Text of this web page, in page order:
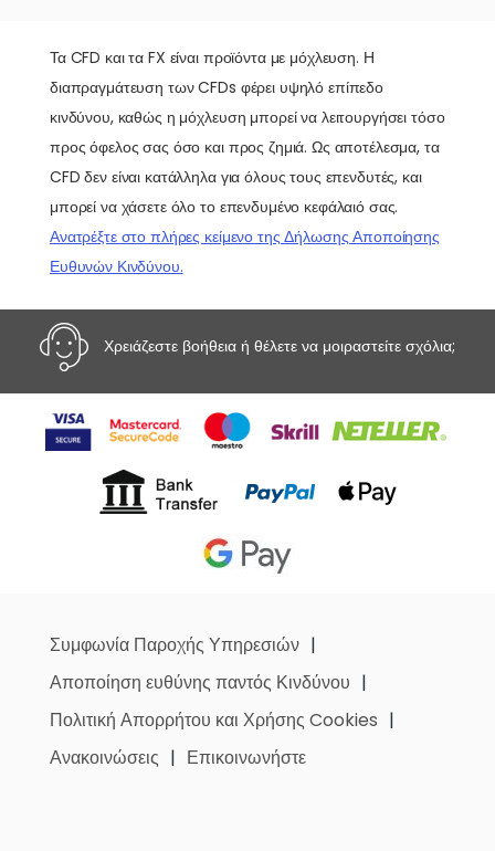
Τα CFD και τα FX είναι προϊόντα με μόχλευση. Η
διαπραγμάτευση των CFDs φέρει υψηλό επίπεδο
κινδύνου, καθώς η μόχλευση μπορεί να λειτουργήσει τόσο
προς όφελος σας όσο και προς ζημιά. Ως αποτέλεσμα, τα
CFD δεν είναι κατάλληλα για όλους τους επενδυτές, και
μπορεί να χάσετε όλο το επενδυμένο κεφάλαιό σας.
Ανατρέξτε στο πλήρες κείμενο της Δήλωσης Αποποίησης
Ευθυνών Κινδύνου.
Χρειάζεστε βοήθεια ή θέλετε να μοιραστείτε σχόλια;
Συμφωνία Παροχής Υπηρεσιών
Αποποίηση ευθύνης παντός Κινδύνου
Πολιτική Απορρήτου και Χρήσης Cookies
Ανακοινώσεις
Επικοινωνήστε